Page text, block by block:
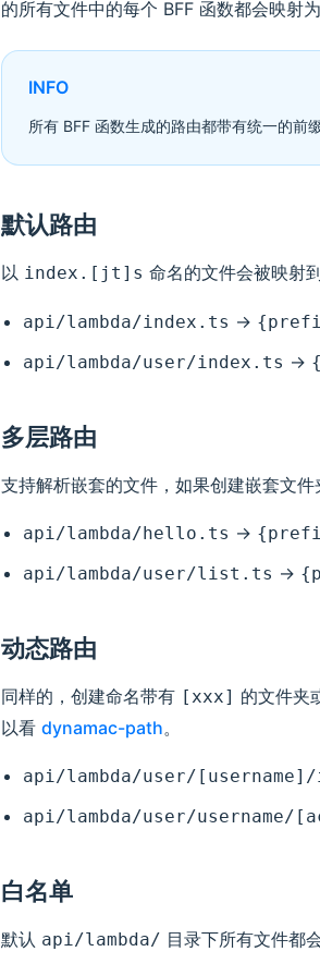
的所有文件中的每个 BFF 函数都会映射
INFO
所有 BFF 函数生成的路由都带有统一的前
默认路由
以 index.[jt]s 命名的文件会被映射
api/lambda/index.ts ->
api/lambda/user/index.ts ->
多层路由
支持解析嵌套的文件，如果创建嵌套文
api/lambda/hello.ts ->
api/lambda/user/list.ts ->
动态路由
同样的，创建命名带有 [xxx] 的文件夹
以看 dynamac-path。
api/lambda/user/
api/lambda/user/username/
白名单
默认 api/lambda/ 目录下所有文件都